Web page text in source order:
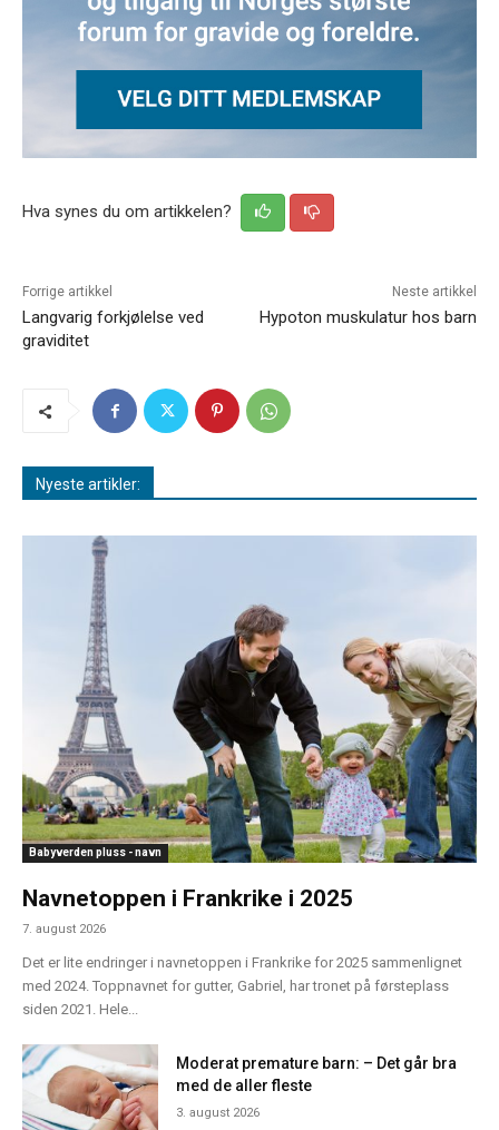
Hva synes du om artikkelen?
Forrige artikkel
Langvarig forkjølelse ved
graviditet
Neste artikkel
Hypoton muskulatur hos barn
Nyeste artikler:
Babyverden pluss - navn
Navnetoppen i Frankrike i 2025
7. august 2026
Det er lite endringer i navnetoppen i Frankrike for 2025 sammenlignet
med 2024. Toppnavnet for gutter, Gabriel, har tronet på førsteplass
siden 2021. Hele...
Moderat premature barn: – Det går bra
med de aller fleste
3. august 2026